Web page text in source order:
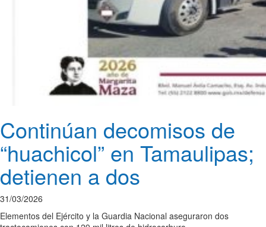
Continúan decomisos de
“huachicol” en Tamaulipas;
detienen a dos
31/03/2026
Elementos del Ejército y la Guardia Nacional aseguraron dos